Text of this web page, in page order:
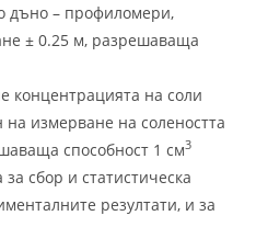
дъно – профиломери,
± 0.25 м, разрешаваща
концентрацията на соли
на измерване на солеността
способност 1 см3
сбор и статистическа
резултати, и за